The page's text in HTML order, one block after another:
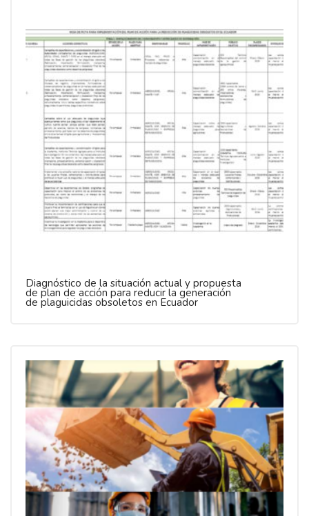
Diagnóstico de la situación actual y propuesta
de plan de acción para reducir la generación
de plaguicidas obsoletos en Ecuador